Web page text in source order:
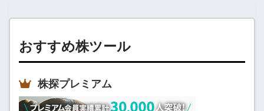
おすすめ株ツール
株探プレミアム